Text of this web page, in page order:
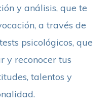
y análisis, que te
a través de
psicológicos, que
y reconocer tus
talentos y